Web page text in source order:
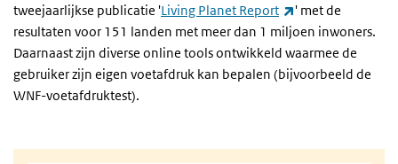
tweejaarlijkse publicatie 'Living Planet Report (externe link)
' met de
resultaten voor 151 landen met meer dan 1 miljoen inwoners.
Daarnaast zijn diverse online tools ontwikkeld waarmee de
gebruiker zijn eigen voetafdruk kan bepalen (bijvoorbeeld de
WNF-voetafdruktest).